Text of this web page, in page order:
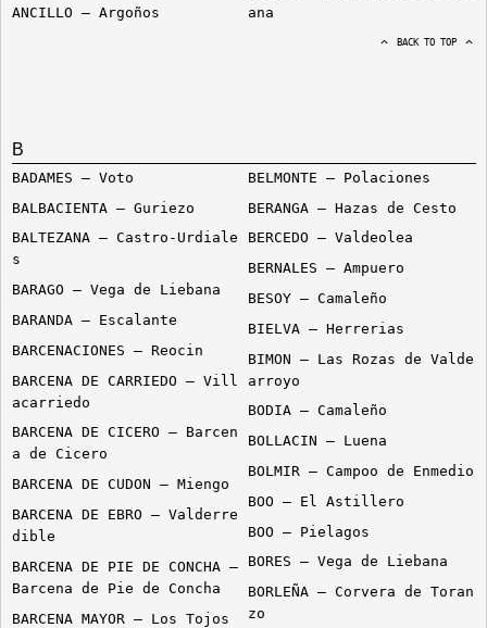
ANCILLO – Argoños
ana
BACK TO TOP
B
BADAMES – Voto
BALBACIENTA – Guriezo
BALTEZANA – Castro-Urdiale
s
BARAGO – Vega de Liebana
BARANDA – Escalante
BARCENACIONES – Reocin
BARCENA DE CARRIEDO – Vill
acarriedo
BARCENA DE CICERO – Barcen
a de Cicero
BARCENA DE CUDON – Miengo
BARCENA DE EBRO – Valderre
dible
BARCENA DE PIE DE CONCHA –
Barcena de Pie de Concha
BARCENA MAYOR – Los Tojos
BELMONTE – Polaciones
BERANGA – Hazas de Cesto
BERCEDO – Valdeolea
BERNALES – Ampuero
BESOY – Camaleño
BIELVA – Herrerias
BIMON – Las Rozas de Valde
arroyo
BODIA – Camaleño
BOLLACIN – Luena
BOLMIR – Campoo de Enmedio
BOO – El Astillero
BOO – Pielagos
BORES – Vega de Liebana
BORLEÑA – Corvera de Toran
zo